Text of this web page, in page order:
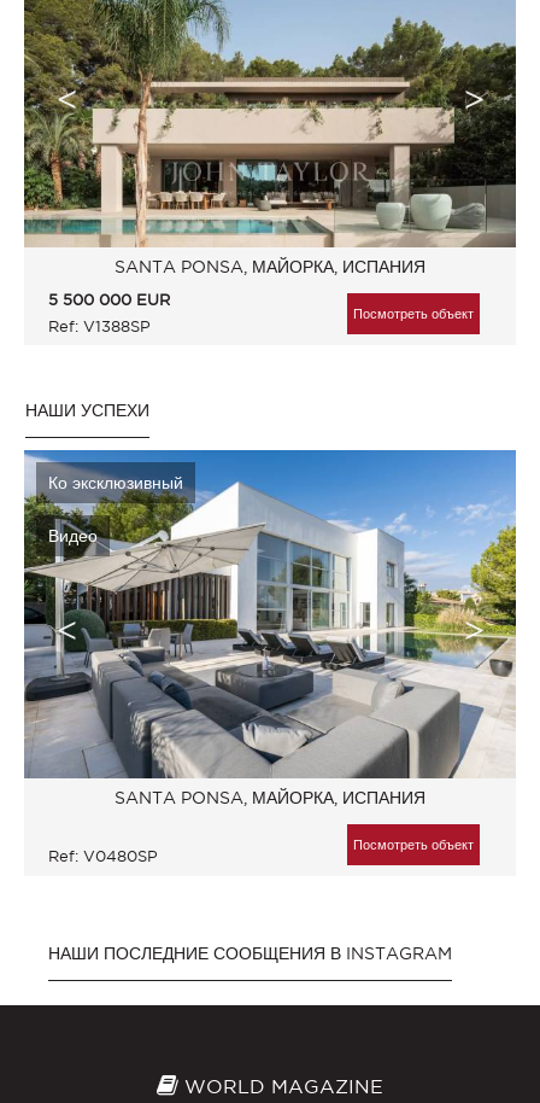
SANTA PONSA, МАЙОРКА, ИСПАНИЯ
5 500 000 EUR
Ref: V1388SP
Посмотреть объект
НАШИ УСПЕХИ
Ко эксклюзивный
Видео
SANTA PONSA, МАЙОРКА, ИСПАНИЯ
Ref: V0480SP
Посмотреть объект
НАШИ ПОСЛЕДНИЕ СООБЩЕНИЯ В INSTAGRAM
WORLD MAGAZINE